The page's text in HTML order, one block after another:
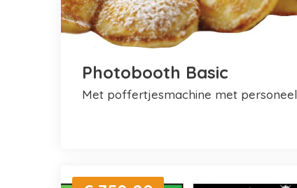
Photobooth Basic
met poffertjesmachine met personeel